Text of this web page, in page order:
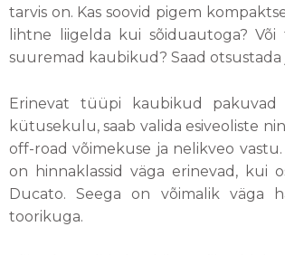
tarvis on. Kas soovid pigem
lihtne liigelda kui sõiduautoga?
suuremad kaubikud? Saad otsustada
Erinevat tüüpi kaubikud pakuvad
kütusekulu, saab valida esiveoliste
off-road võimekuse ja nelikveo
on hinnaklassid väga erinevad, kui
Ducato. Seega on võimalik väga
toorikuga.